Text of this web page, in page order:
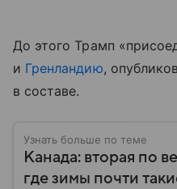
До этого Трамп
и Гренландию,
в составе.
Узнать больше по теме
Канада: вторая по
где зимы почти